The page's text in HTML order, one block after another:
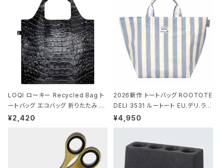
ウン ブラック
LOQI ローキー Recycled Bag ト
ートバッグ エコバッグ 折りたたみ 大
きめ 撥水加工 収納ポーチ CROCO
¥2,420
2026新作 トートバッグ ROOTOTE
DELI 3531 ルートート EU.デリ.ラミ
ネート-W サックス・ホワイト
¥4,950